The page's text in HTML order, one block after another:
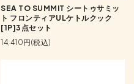
SEA TO SUMMIT シートゥサミッ
ト フロンティアULケトルクック
[1P]3点セット
14,410円(税込)